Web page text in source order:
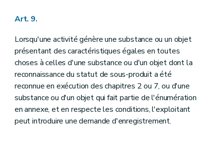
Art. 9.
Lorsqu'une activité génère une substance ou un objet
présentant des caractéristiques égales en toutes
choses à celles d'une substance ou d'un objet dont la
reconnaissance du statut de sous-produit a été
reconnue en exécution des chapitres 2 ou 7, ou d'une
substance ou d'un objet qui fait partie de l'énumération
en annexe, et en respecte les conditions, l'exploitant
peut introduire une demande d'enregistrement.